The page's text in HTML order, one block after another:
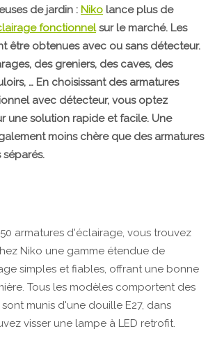
de jardin : Niko lance plus de
fonctionnelsur le marché. Les
être obtenues avec ou sans détecteur.
des greniers, des caves, des
… En choisissant des armatures
avec détecteur, vous optez
une solution rapide et facile. Une
moins chère que des armatures
armatures d'éclairage, vous trouvez
Niko une gamme étendue de
simples et fiables, offrant une bonne
Tous les modèles comportent des
munis d'une douille E27, dans
visser une lampe à LED retrofit.